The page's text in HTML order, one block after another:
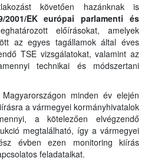
követően hazánknak is
2001/EK európai parlamenti és
előírásokat, amelyek
az egyes tagállamok által éves
TSE vizsgálatokat, valamint az
technikai és módszertani
minden év elején
a vármegyei kormányhivatalok
a kötelezően elvégzendő
megtalálható, így a vármegyei
évben ezen monitoring kiírás
feladataikat.